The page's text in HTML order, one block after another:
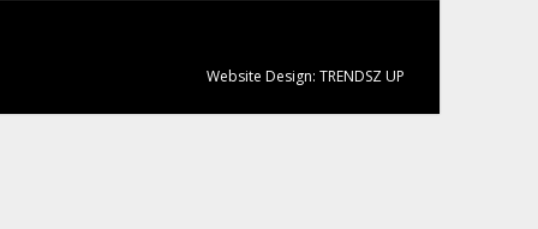
Website Design: TRENDSZ UP